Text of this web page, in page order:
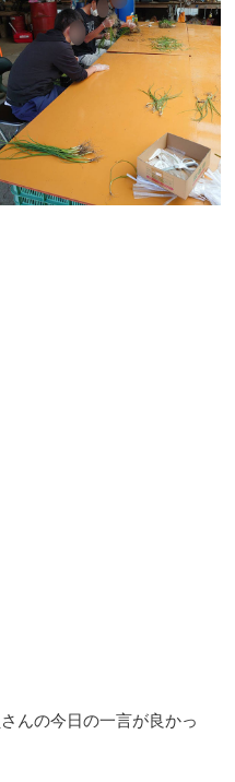
んの今日の一言が良かっ